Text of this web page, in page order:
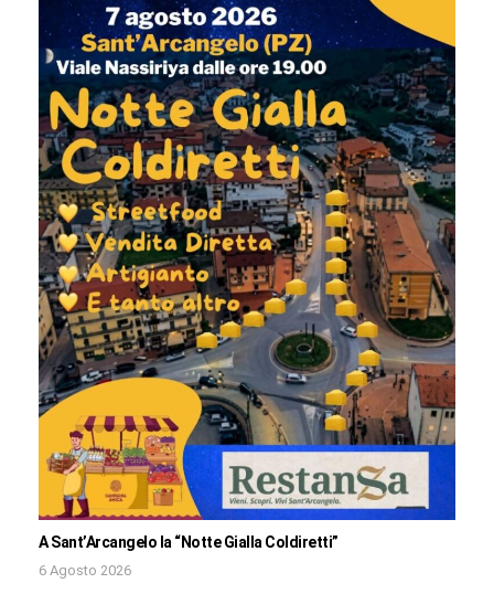
A Sant’Arcangelo la “Notte Gialla Coldiretti”
6 Agosto 2026